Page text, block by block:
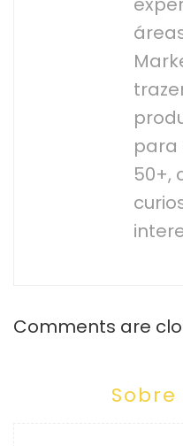
para
50+,
Comments are